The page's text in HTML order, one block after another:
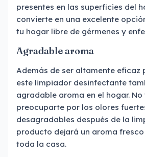
presentes en las superficies del
convierte en una excelente
tu hogar libre de gérmenes y
Agradable aroma
Además de ser altamente eficaz
este limpiador desinfectante
agradable aroma en el hogar.
preocuparte por los olores
desagradables después de la
producto dejará un aroma
toda la casa.